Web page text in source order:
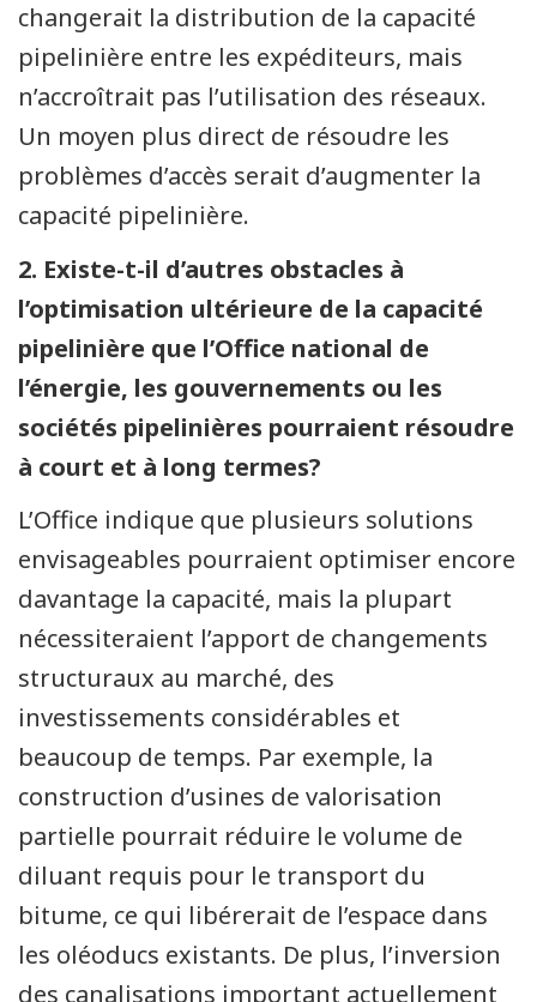
changerait la distribution de la capacité
pipelinière entre les expéditeurs, mais
n’accroîtrait pas l’utilisation des réseaux.
Un moyen plus direct de résoudre les
problèmes d’accès serait d’augmenter la
capacité pipelinière.
2. Existe-t-il d’autres obstacles à
l’optimisation ultérieure de la capacité
pipelinière que l’Office national de
l’énergie, les gouvernements ou les
sociétés pipelinières pourraient résoudre
à court et à long termes?
L’Office indique que plusieurs solutions
envisageables pourraient optimiser encore
davantage la capacité, mais la plupart
nécessiteraient l’apport de changements
structuraux au marché, des
investissements considérables et
beaucoup de temps. Par exemple, la
construction d’usines de valorisation
partielle pourrait réduire le volume de
diluant requis pour le transport du
bitume, ce qui libérerait de l’espace dans
les oléoducs existants. De plus, l’inversion
des canalisations important actuellement